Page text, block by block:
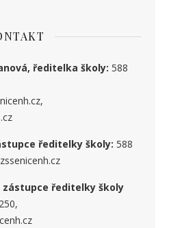
ředitelka školy: 588
ředitelky školy: 588
zástupce ředitelky školy